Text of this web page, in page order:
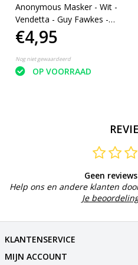
Anonymous Masker - Wit -
Vendetta - Guy Fawkes -
Leuk voor Halloween -
Verkleedpartijtje - 2 stuks
€4,95
Nog niet gewaardeerd
OP VOORRAAD
Geen
Help ons en andere klanten
Je
KLANTENSERVICE
MIJN ACCOUNT